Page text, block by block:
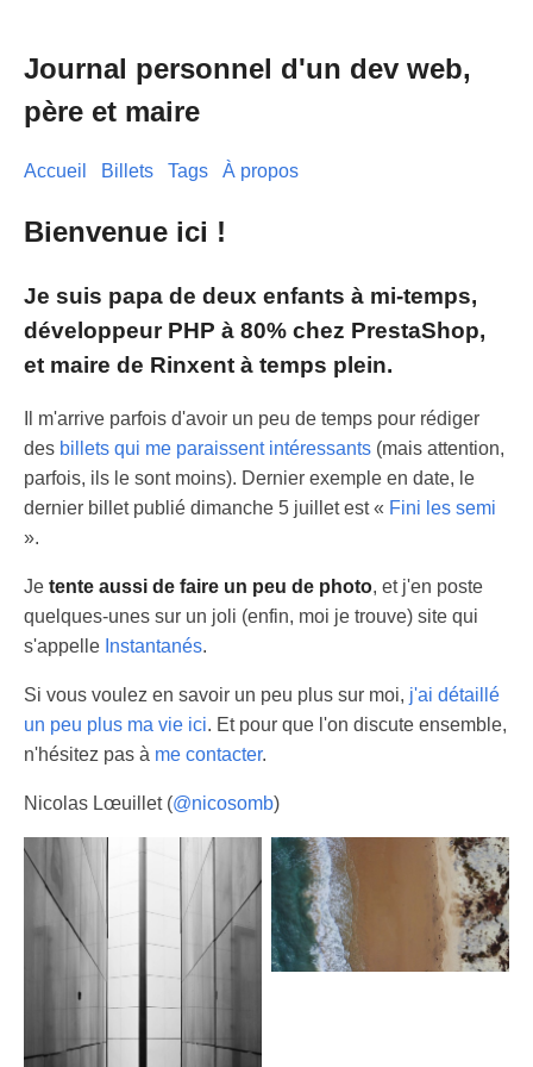
Journal personnel d'un dev web,
père et maire
Accueil Billets Tags À propos
Bienvenue ici !
Je suis papa de deux enfants à mi-temps,
développeur PHP à 80% chez PrestaShop,
et maire de Rinxent à temps plein.
Il m'arrive parfois d'avoir un peu de temps pour rédiger
des billets qui me paraissent intéressants (mais attention,
parfois, ils le sont moins). Dernier exemple en date, le
dernier billet publié dimanche 5 juillet est « Fini les semi
».
Je tente aussi de faire un peu de photo, et j'en poste
quelques-unes sur un joli (enfin, moi je trouve) site qui
s'appelle Instantanés.
Si vous voulez en savoir un peu plus sur moi, j'ai détaillé
un peu plus ma vie ici. Et pour que l'on discute ensemble,
n'hésitez pas à me contacter.
Nicolas Lœuillet (@nicosomb)